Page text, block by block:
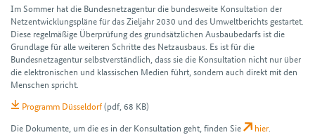
Im Sommer hat die Bundesnetzagentur die bundesweite Konsultation der
Netzentwicklungspläne für das Zieljahr 2030 und des Umweltberichts gestartet.
Diese regel­mäßige Überprüfung des grundsätzlichen Ausbaubedarfs ist die
Grundlage für alle weiteren Schritte des Netzausbaus. Es ist für die
Bundesnetzagentur selbst­verständlich, dass sie die Konsultation nicht nur über
die elektronischen und klassischen Medien führt, sondern auch direkt mit den
Menschen spricht.
Programm Düsseldorf(pdf, 68 KB)
Die Dokumente, um die es in der Konsultation geht, finden Sie
hier